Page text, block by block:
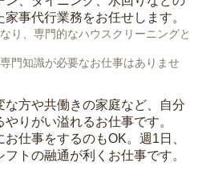
事代行業務をお任せします。
り、専門的なハウスクリーニングと
門知識が必要なお仕事はありませ
方や共働きの家庭など、自分
りがい溢れるお仕事です。
仕事をするのもOK。週1日、
トの融通が利くお仕事です。